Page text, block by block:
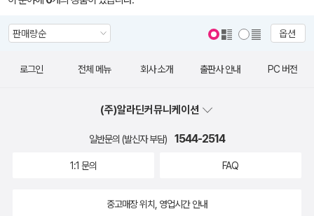
옵션
로그인 전체 메뉴 회사 소개 출판사 안내 PC 버전
(주)알라딘커뮤니케이션
일반문의 (발신자 부담) 1544-2514
1:1 문의 FAQ
중고매장 위치, 영업시간 안내